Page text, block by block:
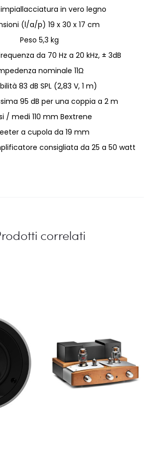
in vero legno
(l/a/p) 19 x 30 x 17 cm
Peso 5,3 kg
da 70 Hz a 20 kHz, ± 3dB
nominale 11Ω
83 dB SPL (2,83 V, 1 m)
95 dB per una coppia a 2 m
/ medi 110 mm Bextrene
a cupola da 19 mm
consigliata da 25 a 50 watt
correlati